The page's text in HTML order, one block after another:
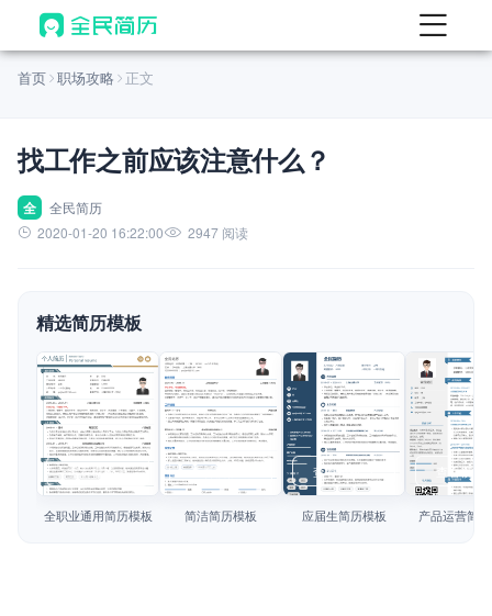
首页
AI 生成简历
AI 优化简历
AI 翻译简历
AI 模拟面试
面试自我介绍
AI 职场工具 New
简历模板
简历教程
首页 职场攻略 正文
找工作之前应该注意什么？
全
全民简历
2020-01-20 16:22:00
2947 阅读
精选简历模板
查看模板
全职业通用简历模板
查看模板
简洁简历模板
查看模板
应届生简历模板
查看模板
产品运营简